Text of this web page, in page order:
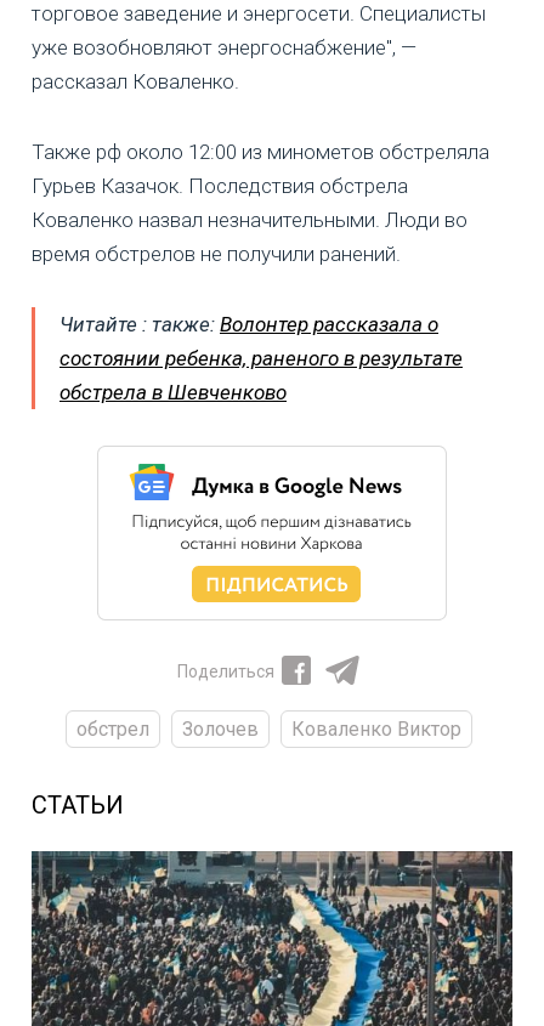
торговое заведение и энергосети. Специалисты
уже возобновляют энергоснабжение", —
рассказал Коваленко.
Также рф около 12:00 из минометов обстреляла
Гурьев Казачок. Последствия обстрела
Коваленко назвал незначительными. Люди во
время обстрелов не получили ранений.
Читайте : также: Волонтер рассказала о
состоянии ребенка, раненого в результате
обстрела в Шевченково
Поделиться
обстрел Золочев Коваленко Виктор
СТАТЬИ